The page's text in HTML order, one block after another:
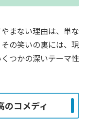
まない理由は、単な
の笑いの裏には、現
つかの深いテーマ性
のコメディ